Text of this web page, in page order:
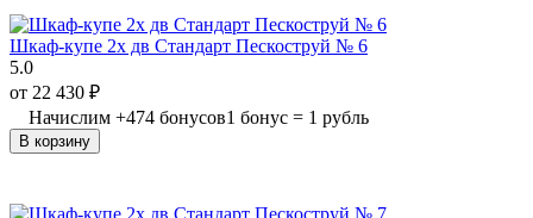
Шкаф-купе 2х дв Стандарт Пескоструй № 6
5.0
от 22 430 ₽
Начислим +474 бонусов1 бонус = 1 рубль
В корзину